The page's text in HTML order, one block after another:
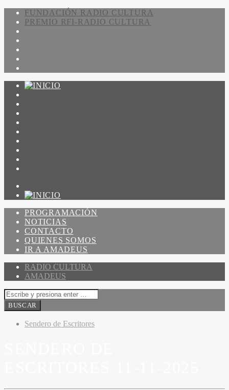
FUNDACIÓN RADIO CULTURA
PREMIO RFI-RADIO CULTURA
PROGRAMACIÓN
NOTICIAS
CONTACTO
QUIENES SOMOS
IR A AMADEUS
RADIO CULTURA
AMADEUS
Sendero de Escritores